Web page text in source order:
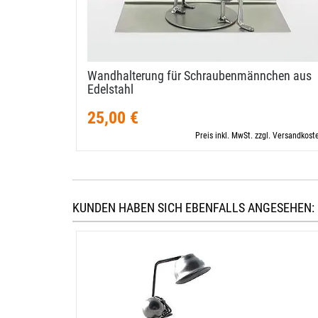
Wandhalterung für Schraubenmännchen aus
Edelstahl
25,00 €
Preis inkl. MwSt. zzgl.
KUNDEN HABEN SICH EBENFALLS ANGESEHEN: